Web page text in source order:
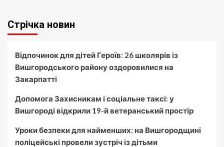
Стрічка новин
Відпочинок для дітей Героїв: 26 школярів із
Вишгородського району оздоровилися на
Закарпатті
Допомога Захисникам і соціальне таксі: у
Вишгороді відкрили 19-й ветеранський простір
Уроки безпеки для найменших: на Вишгородщині
поліцейські провели зустріч із дітьми